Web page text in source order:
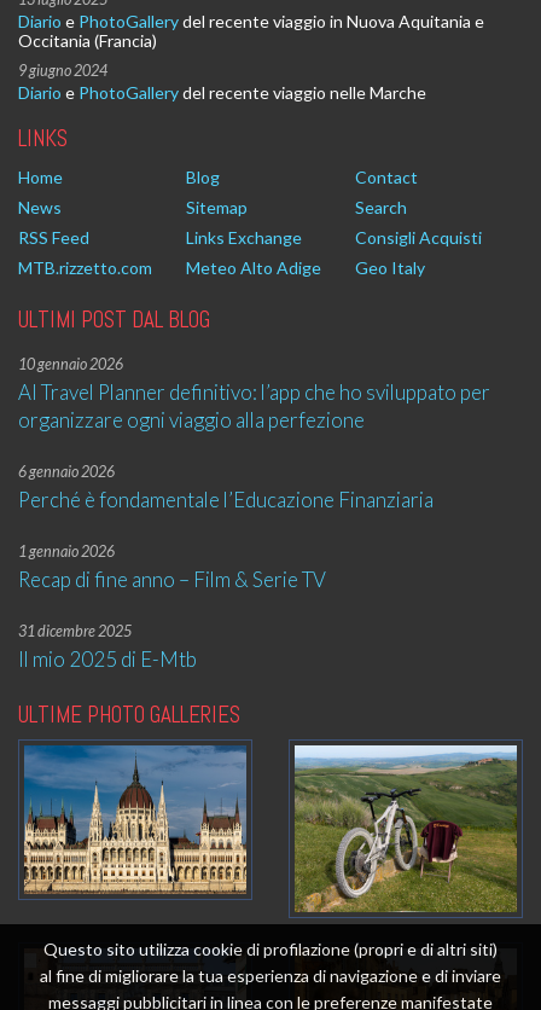
Diario e PhotoGallerydel recente viaggio in Nuova Aquitania e
Occitania (Francia)
9 giugno 2024
Diario e PhotoGallerydel recente viaggio nelle Marche
LINKS
Home Blog
Contact
News
Sitemap
Search
RSS Feed
Links Exchange
Consigli Acquisti
MTB.rizzetto.com
Meteo Alto Adige Geo Italy
ULTIMI POST DAL BLOG
10 gennaio 2026
AI Travel Planner definitivo: l’app che ho sviluppato per
organizzare ogni viaggio alla perfezione
6 gennaio 2026
Perché è fondamentale l’Educazione Finanziaria
1 gennaio 2026
Recap di fine anno – Film & Serie TV
31 dicembre 2025
Il mio 2025 di E-Mtb
ULTIME PHOTO GALLERIES
Questo sito utilizza cookie di profilazione (propri e di altri siti)
al fine di migliorare la tua esperienza di navigazione e di inviare
messaggi pubblicitari in linea con le preferenze manifestate